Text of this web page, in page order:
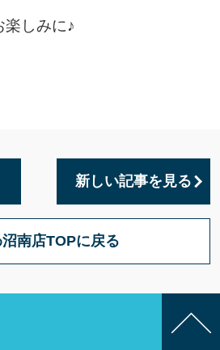
楽しみに♪
新しい記事を見る
南店TOPに戻る